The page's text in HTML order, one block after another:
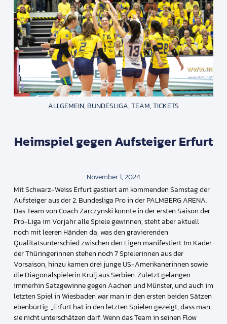
ALLGEMEIN, BUNDESLIGA,TEAM,TICKETS
Heimspiel gegen Aufsteiger Erfurt
November 1, 2024
Mit Schwarz-Weiss Erfurt gastiert am kommenden Samstag der
Aufsteiger aus der 2. Bundesliga Pro in der PALMBERG ARENA.
Das Team von Coach Zarczynski konnte in der ersten Saison der
Pro-Liga im Vorjahr alle Spiele gewinnen, steht aber aktuell
noch mit leeren Händen da, was den gravierenden
Qualitätsunterschied zwischen den Ligen manifestiert. Im Kader
der Thüringerinnen stehen noch 7 Spielerinnen aus der
Vorsaison, hinzu kamen drei junge US-Amerikanerinnen sowie
die Diagonalspielerin Krulj aus Serbien. Zuletzt gelangen
immerhin Satzgewinne gegen Aachen und Münster, und auch im
letzten Spiel in Wiesbaden war man in den ersten beiden Sätzen
ebenbürtig. „Erfurt hat in den letzten Spielen gezeigt, dass man
sie nicht unterschätzen darf. Wenn das Team in seinen Flow